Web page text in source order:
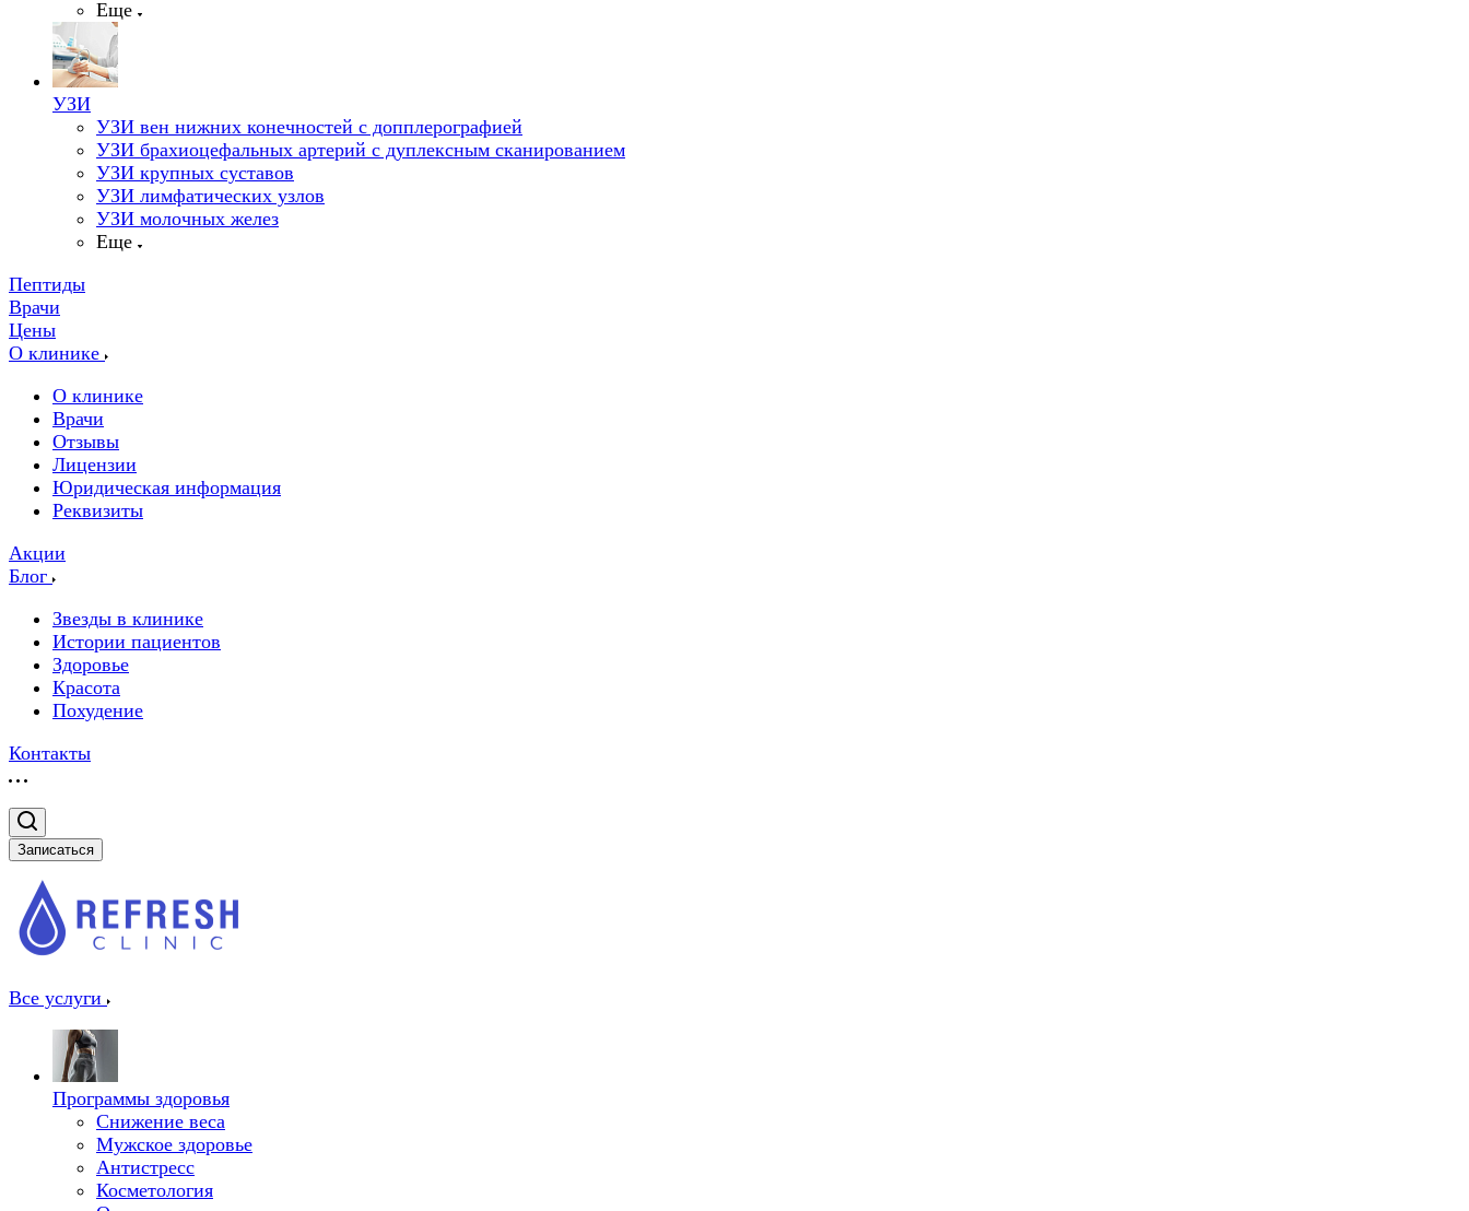
Еще
УЗИ
УЗИ вен нижних конечностей с допплерографией
УЗИ брахиоцефальных артерий с дуплексным сканированием
УЗИ крупных суставов
УЗИ лимфатических узлов
УЗИ молочных желез
Еще
Пептиды
Врачи
Цены
О клинике
О клинике
Врачи
Отзывы
Лицензии
Юридическая информация
Реквизиты
Акции
Блог
Звезды в клинике
Истории пациентов
Здоровье
Красота
Похудение
Контакты
Записаться
Все услуги
Программы здоровья
Снижение веса
Мужское здоровье
Антистресс
Косметология